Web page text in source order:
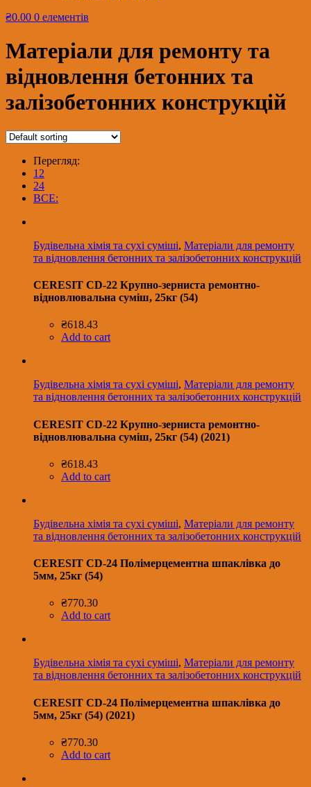
₴0.00 0 елементів
Матеріали для ремонту та
відновлення бетонних та
залізобетонних конструкцій
Перегляд:
12
24
ВСЕ:
Будівельна хімія та сухі суміші, Матеріали для ремонту
та відновлення бетонних та залізобетонних конструкцій
CERESIT CD-22 Крупно-зерниста ремонтно-
відновлювальна суміш, 25кг (54)
₴618.43
Add to cart
Будівельна хімія та сухі суміші, Матеріали для ремонту
та відновлення бетонних та залізобетонних конструкцій
CERESIT CD-22 Крупно-зерниста ремонтно-
відновлювальна суміш, 25кг (54) (2021)
₴618.43
Add to cart
Будівельна хімія та сухі суміші, Матеріали для ремонту
та відновлення бетонних та залізобетонних конструкцій
CERESIT CD-24 Полімерцементна шпаклівка до
5мм, 25кг (54)
₴770.30
Add to cart
Будівельна хімія та сухі суміші, Матеріали для ремонту
та відновлення бетонних та залізобетонних конструкцій
CERESIT CD-24 Полімерцементна шпаклівка до
5мм, 25кг (54) (2021)
₴770.30
Add to cart